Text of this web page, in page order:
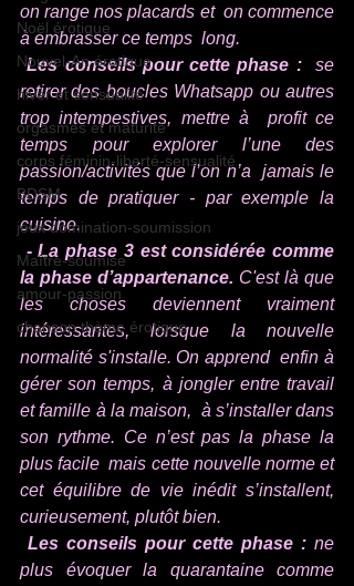
Noël érotique
Nouvel-An érotique
hiver et sensualité
orgasmes et maturité
corps féminin-liberté-sensualité
BDSM
jeux domination-soumission
Maître-soumise
amour-passion
chanson thème érotique
on range nos placards et  on commence
à embrasser ce temps  long.
Les conseils pour cette phase :
  se
retirer des boucles Whatsapp ou autres
trop intempestives, mettre à  profit ce
temps pour explorer l’une des
passion/activités que l’on n’a  jamais le
temps de pratiquer - par exemple la
cuisine.
- La phase 3 est considérée comme
la phase d’appartenance. C'est là que
les choses deviennent vraiment
intéressantes, lorsque la nouvelle
normalité s'installe. On apprend  enfin à
gérer son temps, à jongler entre travail
et famille à la maison,  à s’installer dans
son rythme. Ce n’est pas la phase la
plus facile  mais cette nouvelle norme et
cet équilibre de vie inédit s’installent,
curieusement, plutôt bien.
Les conseils pour cette phase : ne
plus évoquer la quarantaine comme